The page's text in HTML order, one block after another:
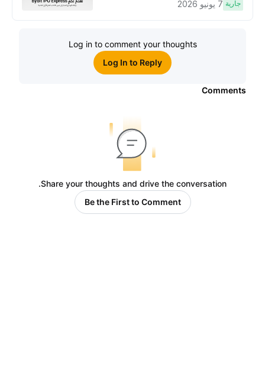
Bybit، بوابتك للوصول المبكر إلى فرص
جارية 7 يونيو 2026
Log in to comment your thoughts
Log In to Reply
Comments
Share your thoughts and drive the conversation.
Be the First to Comment